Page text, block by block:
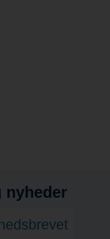
nyheder